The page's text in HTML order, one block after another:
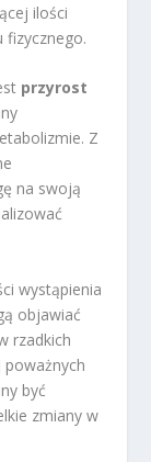
ilości
fizycznego.
przyrost
Z
na swoją
wystąpienia
objawiać
rzadkich
być
zmiany w